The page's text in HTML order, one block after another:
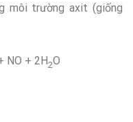
môi trường axit (giống
NO + 2H2O